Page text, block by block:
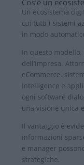
Cos’è un
Un ecosistema
cui tutti i sistemi
in modo
In questo modello,
dell’impresa.
eCommerce,
Intelligence e
ogni software
una visione unica
Il vantaggio è
informazioni
e manager
strategiche.